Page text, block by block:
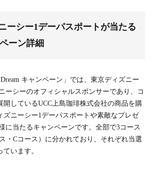
ーシー1デーパスポートが当たる
ーン詳細
Dream キャンペーン」では、東京ディズニー
ーシーのオフィシャルスポンサーであり、コ
開しているUCC上島珈琲株式会社の商品を購
ズニーシー1デーパスポートや素敵なプレゼ
に当たるキャンペーンです。全部で3コース
・Cコース）に分かれており、それぞれ当選
います。